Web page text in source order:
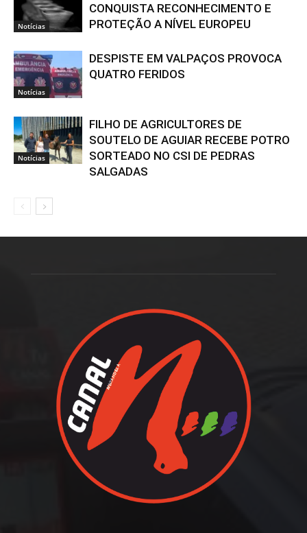
Notícias
CONQUISTA RECONHECIMENTO E
PROTEÇÃO A NÍVEL EUROPEU
Notícias
DESPISTE EM VALPAÇOS PROVOCA
QUATRO FERIDOS
Notícias
FILHO DE AGRICULTORES DE
SOUTELO DE AGUIAR RECEBE POTRO
SORTEADO NO CSI DE PEDRAS
SALGADAS